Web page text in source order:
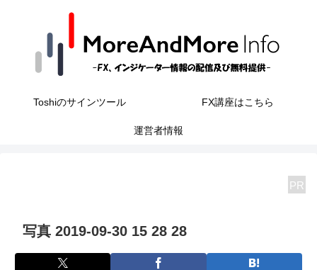
Toshiのサインツール FX講座はこちら
運営者情報
PR
写真 2019-09-30 15 28 28